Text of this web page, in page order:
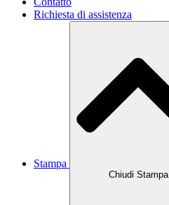
Richiesta di assistenza
Stampa
Chiudi Stampa